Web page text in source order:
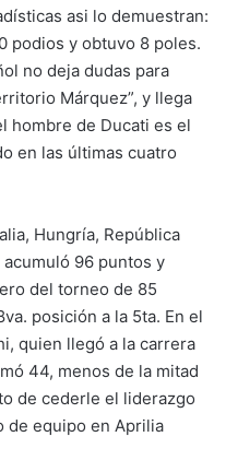
asi lo demuestran:
podios y obtuvo 8 poles.
no deja dudas para
Márquez”, y llega
hombre de Ducati es el
en las últimas cuatro
Hungría, República
acumuló 96 puntos y
del torneo de 85
posición a la 5ta. En el
quien llegó a la carrera
44, menos de la mitad
de cederle el liderazgo
de equipo en Aprilia